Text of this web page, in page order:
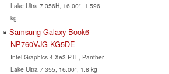
Lake Ultra 7 356H, 16.00", 1.596
kg
Samsung Galaxy Book6
NP760VJG-KG5DE
Intel Graphics 4 Xe3 PTL, Panther
Lake Ultra 7 355, 16.00", 1.8 kg